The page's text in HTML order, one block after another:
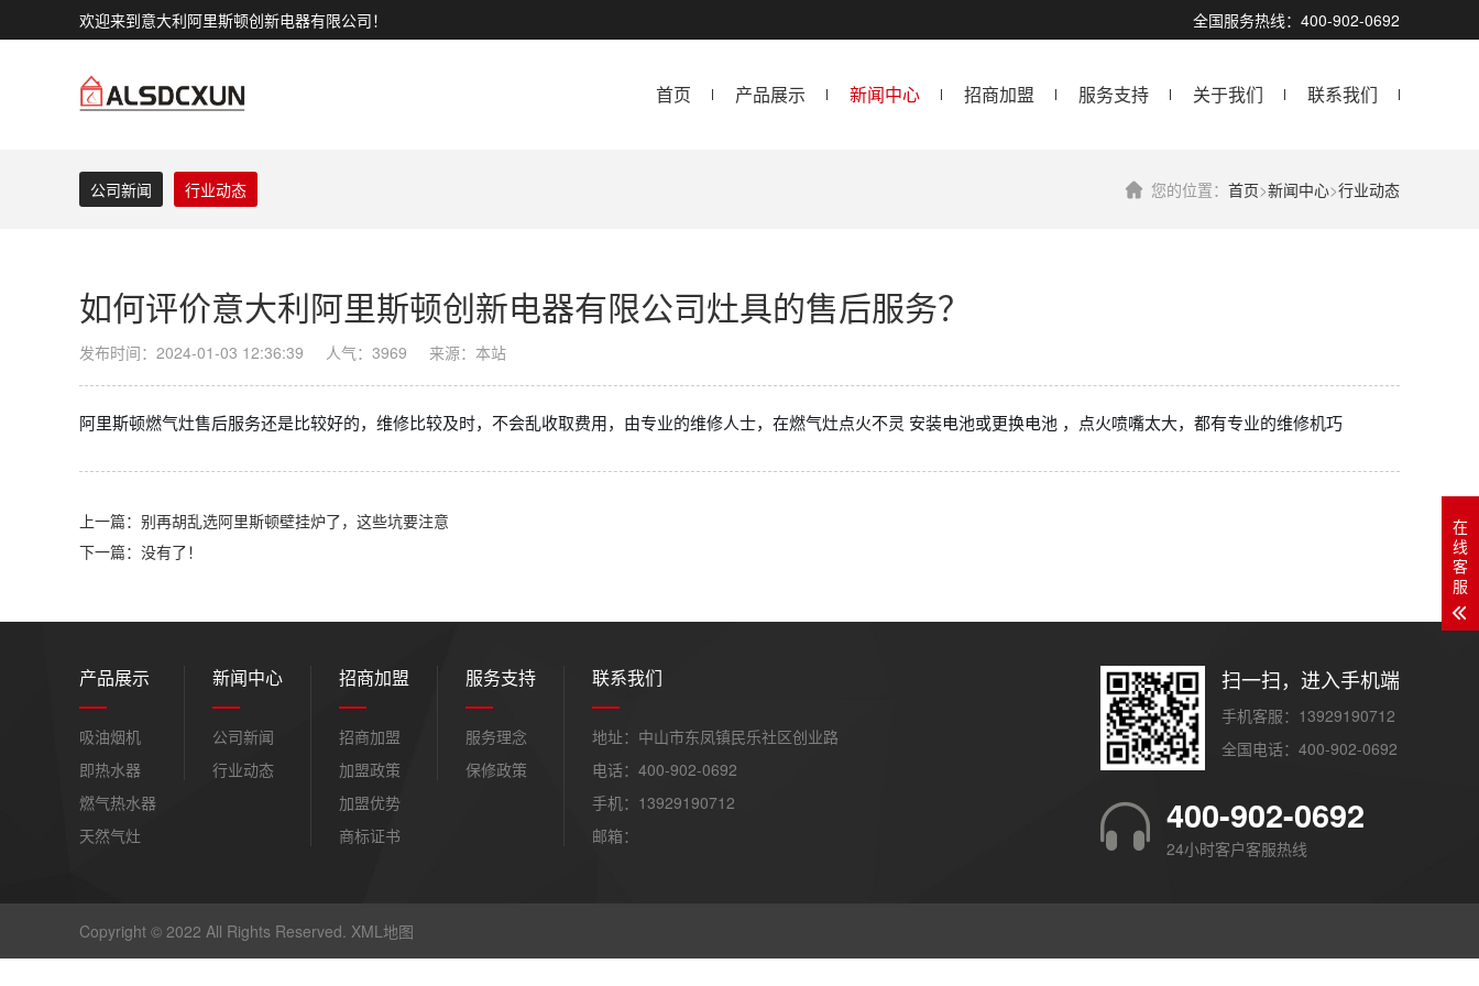
全国服务热线：400-902-0692
欢迎来到意大利阿里斯顿创新电器有限公司！
首页 产品展示 新闻中心 招商加盟 服务支持 关于我们 联系我们
您的位置： 首页>新闻中心>行业动态
公司新闻 行业动态
如何评价意大利阿里斯顿创新电器有限公司灶具的售后服务？
发布时间：2024-01-03 12:36:39 人气：3969 来源：本站
阿里斯顿燃气灶售后服务还是比较好的，维修比较及时，不会乱收取费用，由专业的维修人士，在燃气灶点火不灵 安装电池或更换电池 ，点火喷嘴太大，都有专业的维修机巧
上一篇：别再胡乱选阿里斯顿壁挂炉了，这些坑要注意
下一篇：没有了！
产品展示
吸油烟机
即热水器
燃气热水器
天然气灶
新闻中心
公司新闻
行业动态
招商加盟
招商加盟
加盟政策
加盟优势
商标证书
服务支持
服务理念
保修政策
联系我们
地址：中山市东凤镇民乐社区创业路
电话：400-902-0692
手机：13929190712
邮箱：
扫一扫，进入手机端
手机客服：13929190712
全国电话：400-902-0692
400-902-0692
24小时客户客服热线
Copyright © 2022 All Rights Reserved. XML地图
在
线
客
服